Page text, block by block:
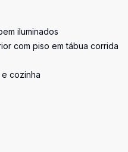
iluminados
com piso em tábua corrida
cozinha